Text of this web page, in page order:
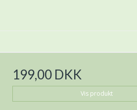
199,00 DKK
Vis produkt